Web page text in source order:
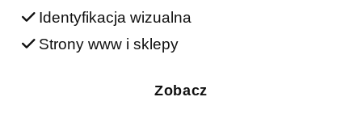
Identyfikacja wizualna
Strony www i sklepy
Zobacz